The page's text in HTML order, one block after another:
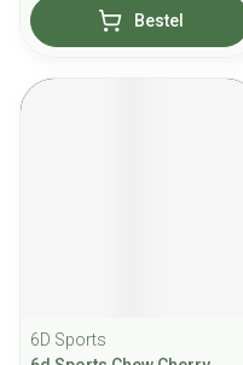
Bestel
6D Sports